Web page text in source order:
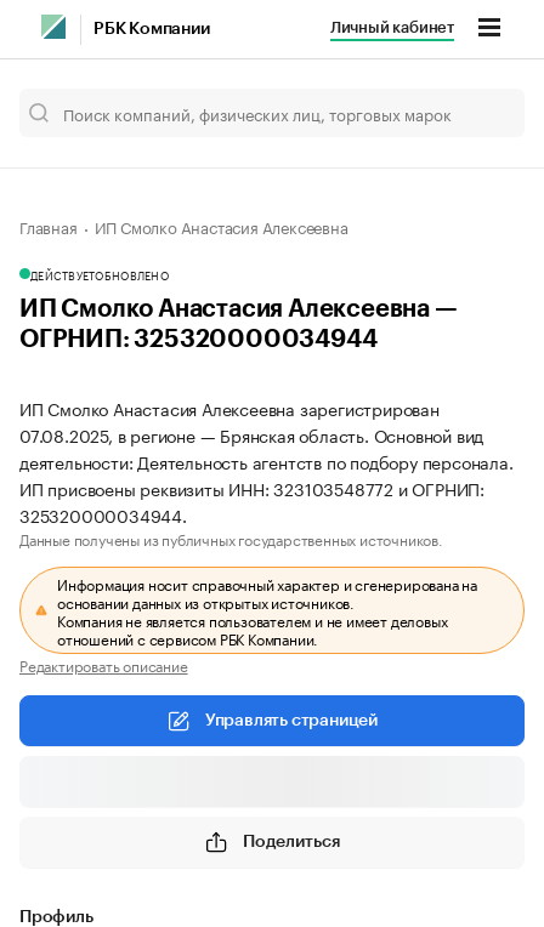
РБК Компании Личный кабинет
Главная ИП Смолко Анастасия Алексеевна
ДЕЙСТВУЕТОБНОВЛЕНО
ИП Смолко Анастасия Алексеевна —
ОГРНИП: 325320000034944
ИП Смолко Анастасия Алексеевна зарегистрирован
07.08.2025, в регионе — Брянская область. Основной вид
деятельности: Деятельность агентств по подбору персонала.
ИП присвоены реквизиты ИНН: 323103548772 и ОГРНИП:
325320000034944.
Данные получены из публичных государственных источников.
Информация носит справочный характер и сгенерирована на
основании данных из открытых источников.
Компания не является пользователем и не имеет деловых
отношений с сервисом РБК Компании.
Редактировать описание
Управлять страницей
Поделиться
Профиль